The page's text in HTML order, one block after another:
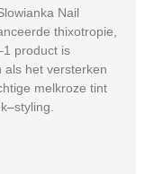
Nail
thixotropie
1 product is
als het versterken
melkroze tint
–styling